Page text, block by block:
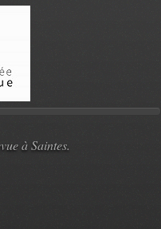
à Saintes.